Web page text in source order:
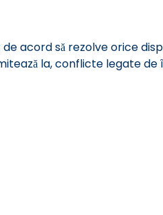
acord să rezolve orice
la, conflicte legate de